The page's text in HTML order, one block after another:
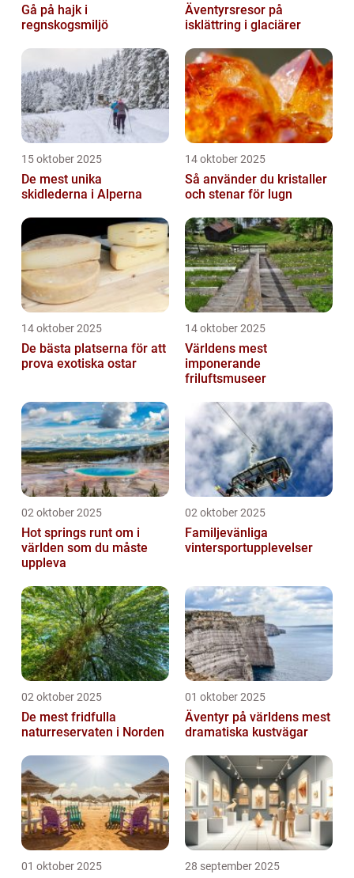
Gå på hajk i
regnskogsmiljö
Äventyrsresor på
isklättring i glaciärer
15 oktober 2025
De mest unika
skidlederna i Alperna
14 oktober 2025
Så använder du kristaller
och stenar för lugn
14 oktober 2025
De bästa platserna för att
prova exotiska ostar
14 oktober 2025
Världens mest
imponerande
friluftsmuseer
02 oktober 2025
Hot springs runt om i
världen som du måste
uppleva
02 oktober 2025
Familjevänliga
vintersportupplevelser
02 oktober 2025
De mest fridfulla
naturreservaten i Norden
01 oktober 2025
Äventyr på världens mest
dramatiska kustvägar
01 oktober 2025 28 september 2025